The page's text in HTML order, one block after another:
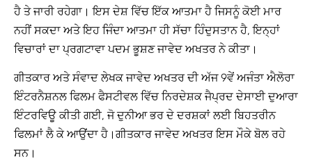
ਹੈ ਤੇ ਜਾਰੀ ਰਹੇਗਾ। ਇਸ ਦੇਸ਼ ਵਿੱਚ ਇੱਕ ਆਤਮਾ ਹੈ ਜਿਸਨੂੰ ਕੋਈ ਮਾਰ
ਨਹੀਂ ਸਕਦਾ ਅਤੇ ਇਹ ਜਿੰਦਾ ਆਤਮਾ ਹੀ ਸੱਚਾ ਹਿੰਦੁਸਤਾਨ ਹੈ, ਇਨ੍ਹਾਂ
ਵਿਚਾਰਾਂ ਦਾ ਪ੍ਰਗਟਾਵਾ ਪਦਮ ਭੂਸ਼ਣ ਜਾਵੇਦ ਅਖਤਰ ਨੇ ਕੀਤਾ।
ਗੀਤਕਾਰ ਅਤੇ ਸੰਵਾਦ ਲੇਖਕ ਜਾਵੇਦ ਅਖਤਰ ਦੀ ਅੱਜ 9ਵੇਂ ਅਜੰਤਾ ਐਲੋਰਾ
ਇੰਟਰਨੈਸ਼ਨਲ ਫਿਲਮ ਫੈਸਟੀਵਲ ਵਿੱਚ ਨਿਰਦੇਸ਼ਕ ਜੈਪ੍ਰਦ ਦੇਸਾਈ ਦੁਆਰਾ
ਇੰਟਰਵਿਊ ਕੀਤੀ ਗਈ, ਜੋ ਦੁਨੀਆ ਭਰ ਦੇ ਦਰਸ਼ਕਾਂ ਲਈ ਬਿਹਤਰੀਨ
ਫਿਲਮਾਂ ਲੈ ਕੇ ਆਉਂਦਾ ਹੈ।ਗੀਤਕਾਰ ਜਾਵੇਦ ਅਖਤਰ ਇਸ ਮੌਕੇ ਬੋਲ ਰਹੇ
ਸਨ।